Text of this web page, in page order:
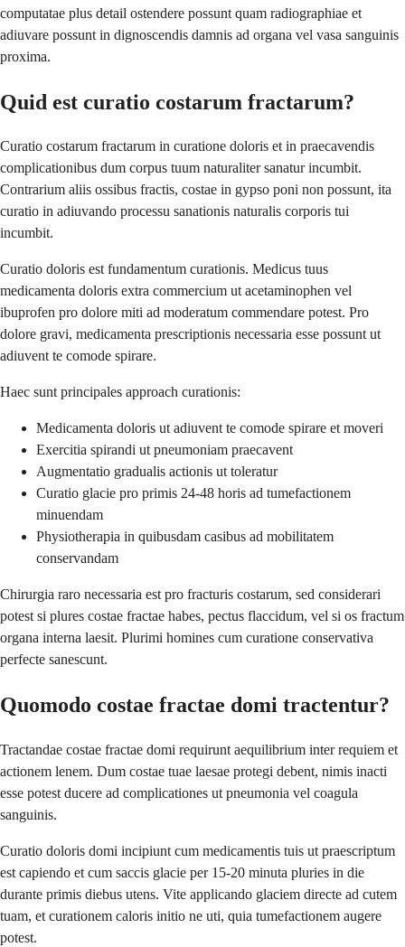
computatae plus detail ostendere possunt quam radiographiae et
adiuvare possunt in dignoscendis damnis ad organa vel vasa sanguinis
proxima.
Quid est curatio costarum fractarum?
Curatio costarum fractarum in curatione doloris et in praecavendis
complicationibus dum corpus tuum naturaliter sanatur incumbit.
Contrarium aliis ossibus fractis, costae in gypso poni non possunt, ita
curatio in adiuvando processu sanationis naturalis corporis tui
incumbit.
Curatio doloris est fundamentum curationis. Medicus tuus
medicamenta doloris extra commercium ut acetaminophen vel
ibuprofen pro dolore miti ad moderatum commendare potest. Pro
dolore gravi, medicamenta prescriptionis necessaria esse possunt ut
adiuvent te comode spirare.
Haec sunt principales approach curationis:
Medicamenta doloris ut adiuvent te comode spirare et moveri
Exercitia spirandi ut pneumoniam praecavent
Augmentatio gradualis actionis ut toleratur
Curatio glacie pro primis 24-48 horis ad tumefactionem
minuendam
Physiotherapia in quibusdam casibus ad mobilitatem
conservandam
Chirurgia raro necessaria est pro fracturis costarum, sed considerari
potest si plures costae fractae habes, pectus flaccidum, vel si os fractum
organa interna laesit. Plurimi homines cum curatione conservativa
perfecte sanescunt.
Quomodo costae fractae domi tractentur?
Tractandae costae fractae domi requirunt aequilibrium inter requiem et
actionem lenem. Dum costae tuae laesae protegi debent, nimis inacti
esse potest ducere ad complicationes ut pneumonia vel coagula
sanguinis.
Curatio doloris domi incipiunt cum medicamentis tuis ut praescriptum
est capiendo et cum saccis glacie per 15-20 minuta pluries in die
durante primis diebus utens. Vite applicando glaciem directe ad cutem
tuam, et curationem caloris initio ne uti, quia tumefactionem augere
potest.